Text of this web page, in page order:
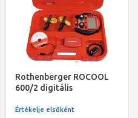
Rothenberger ROCOOL
600/2 digitális
hőmérővel, Red box,
Értékelje elsőként